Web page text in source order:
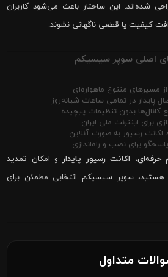
شده‌اند. این ساختار باعث می‌شود کاربران
کیفیت یا قطعی ناگهانی نشوند.
اصلی سوپر سیسیکم
مسیرهای متنوع ماهواره‌ای
پایدار در تمامی ساعات شبانه‌روز
کانال‌ها بدون تنظیمات پیچیده
برای اینترنت ملی ایران
اکانت رسیور به صورت آنلاین
برای نصب و راه‌اندازی
، اکانت رسیور پایدارو امکان تمدید
سوپر سیسیکم انتخابی مطمئن برای
متداول